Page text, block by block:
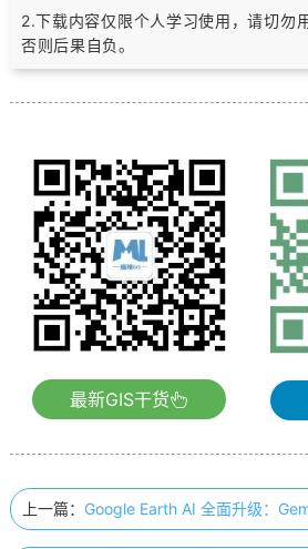
2.下载内容仅限个人学习使用，请切勿
否则后果自负。
最新GIS干货
上一篇： Google Earth AI 全面升级：